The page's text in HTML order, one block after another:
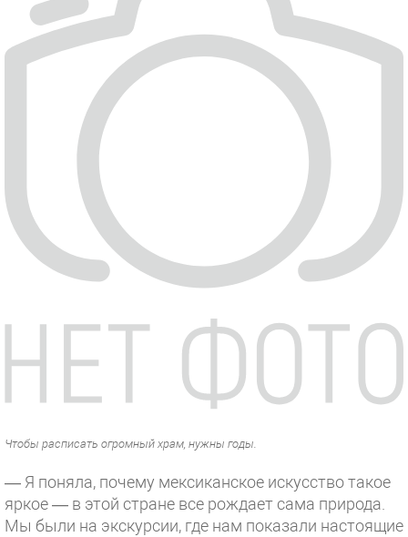
Чтобы расписать огромный храм, нужны годы.
— Я поняла, почему мексиканское искусство такое
яркое — в этой стране все рождает сама природа.
Мы были на экскурсии, где нам показали настоящие